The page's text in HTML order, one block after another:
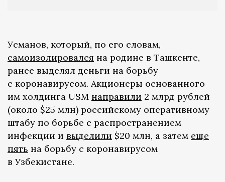
Усманов, который, по его словам,
самоизолировался на родине в Ташкенте,
ранее выделял деньги на борьбу
с коронавирусом. Акционеры основанного
им холдинга USM направили 2 млрд рублей
(около $25 млн) российскому оперативному
штабу по борьбе с распространением
инфекции и выделили $20 млн, а затем еще
пять на борьбу с коронавирусом
в Узбекистане.